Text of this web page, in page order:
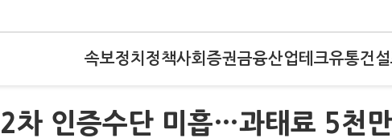
속보정치 정책사회 증권금융산업테크유통건설
차 인증수단 미흡…과태료 5천